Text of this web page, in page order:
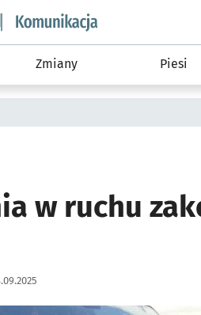
wroclaw.pl podserwis:
Zmiany Piesi
w ruchu